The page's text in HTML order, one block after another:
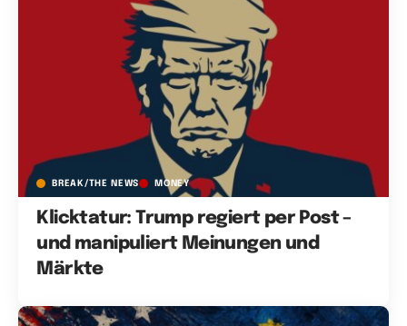
BREAK/THE NEWS MONEY
Klicktatur: Trump regiert per Post –
und manipuliert Meinungen und
Märkte